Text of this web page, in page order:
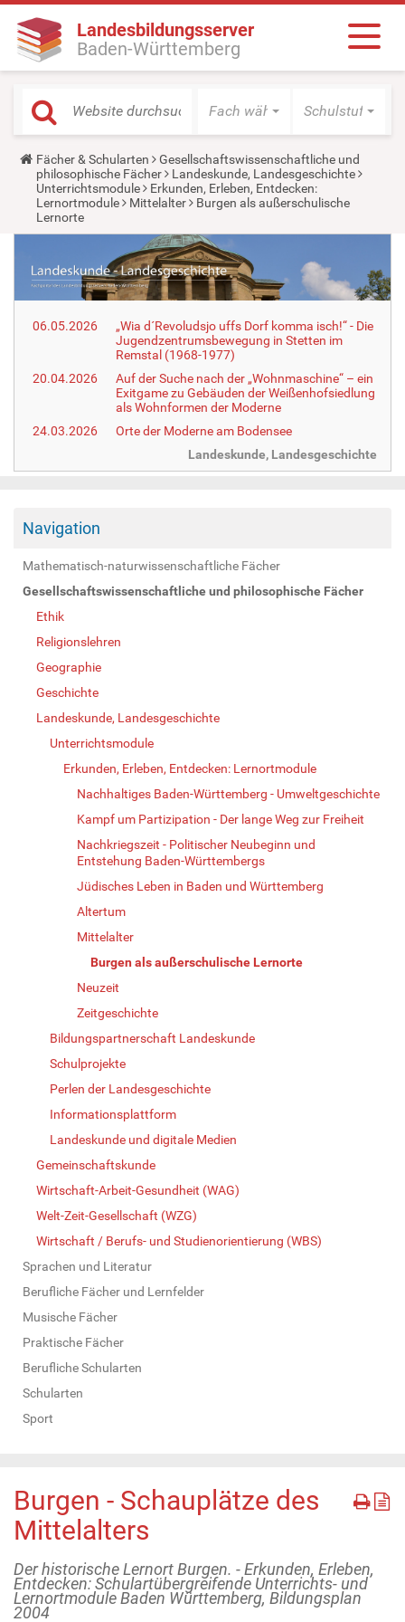
Landesbildungsserver
Baden-Württemberg
Fach wählen Schulstufe
Y
o
u
a
r
e
r
e
:
Fächer & Schularten
Gesellschaftswissenschaftliche und
philosophische Fächer
Landeskunde, Landesgeschichte
Unterrichtsmodule
Erkunden, Erleben, Entdecken:
Lernortmodule
Mittelalter
Burgen als außerschulische
Lernorte
06.05.2026
„Wia d´Revoludsjo uffs Dorf komma isch!“ - Die
Jugendzentrumsbewegung in Stetten im
Remstal (1968-1977)
20.04.2026
Auf der Suche nach der „Wohnmaschine“ – ein
Exitgame zu Gebäuden der Weißenhofsiedlung
als Wohnformen der Moderne
24.03.2026
Orte der Moderne am Bodensee
Landeskunde, Landesgeschichte
Navigation
Mathematisch-naturwissenschaftliche Fächer
Gesellschaftswissenschaftliche und philosophische Fächer
Ethik
Religionslehren
Geographie
Geschichte
Landeskunde, Landesgeschichte
Unterrichtsmodule
Erkunden, Erleben, Entdecken: Lernortmodule
Nachhaltiges Baden-Württemberg - Umweltgeschichte
Kampf um Partizipation - Der lange Weg zur Freiheit
Nachkriegszeit - Politischer Neubeginn und
Entstehung Baden-Württembergs
Jüdisches Leben in Baden und Württemberg
Altertum
Mittelalter
Burgen als außerschulische Lernorte
Neuzeit
Zeitgeschichte
Bildungspartnerschaft Landeskunde
Schulprojekte
Perlen der Landesgeschichte
Informationsplattform
Landeskunde und digitale Medien
Gemeinschaftskunde
Wirtschaft-Arbeit-Gesundheit (WAG)
Welt-Zeit-Gesellschaft (WZG)
Wirtschaft / Berufs- und Studienorientierung (WBS)
Sprachen und Literatur
Berufliche Fächer und Lernfelder
Musische Fächer
Praktische Fächer
Berufliche Schularten
Schularten
Sport
Burgen - Schauplätze des
Mittelalters
Der historische Lernort Burgen. - Erkunden, Erleben,
Entdecken: Schulartübergreifende Unterrichts- und
Lernortmodule Baden Württemberg, Bildungsplan
2004